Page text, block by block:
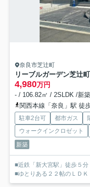
奈良市芝辻町
リーブルガーデン芝辻
4,980万円
- / 106.82㎡ / 2SLDK /新築
関西本線「奈良」駅 徒
駐車2台可 都市ガス
ウォークインクロゼット
新築
■近鉄「新大宮駅」徒歩５分
■ゆとりある２２帖のＬＤ